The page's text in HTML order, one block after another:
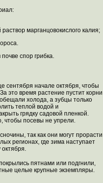
марганцовокислого калия;
спор грибка.
сентября начале октября, чтобы
это время растение пустит корни
холода, а зубцы только
теплой водой и
грядку садовой пленкой.
чтобы посевы не упрели.
так как они могут прорасти
регионах, где зима наступает
октября.
пятнами или подгнили,
целые крупные экземпляры.